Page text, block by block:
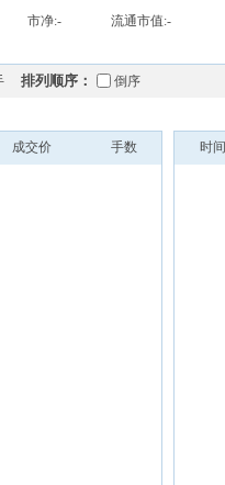
市净:- 流通市值:-
排列顺序： 倒序
成交价 手数 时间